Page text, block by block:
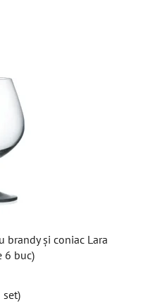
brandy și coniac Lara
6 buc)
set)